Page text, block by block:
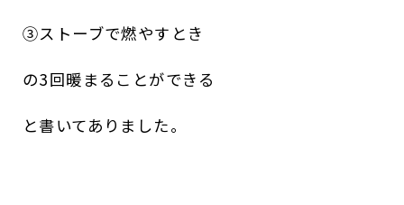
③ストーブで燃やすとき
の3回暖まることができる
と書いてありました。